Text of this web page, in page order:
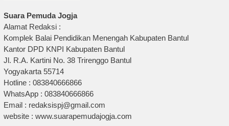
Suara Pemuda Jogja
Alamat Redaksi :
Komplek Balai Pendidikan Menengah Kabupaten Bantul
Kantor DPD KNPI Kabupaten Bantul
Jl. R.A. Kartini No. 38 Trirenggo Bantul
Yogyakarta 55714
Hotline : 083840666866
WhatsApp : 083840666866
Email : redaksispj@gmail.com
website : www.suarapemudajogja.com